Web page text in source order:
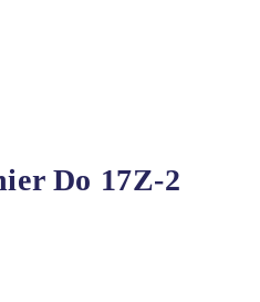
Do 17Z-2